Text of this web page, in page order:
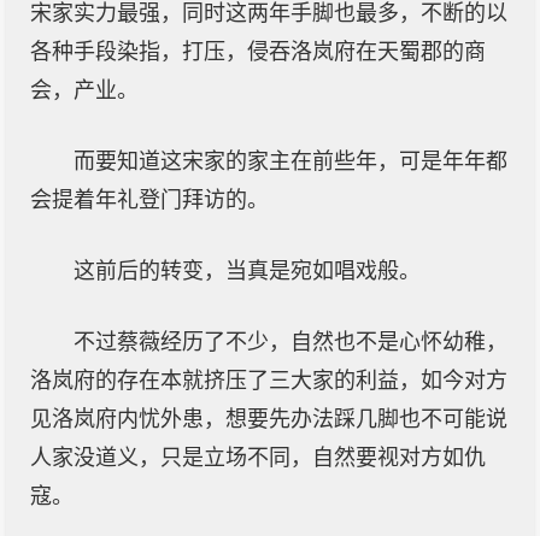
宋家实力最强，同时这两年手脚也最多，不断的以
各种手段染指，打压，侵吞洛岚府在天蜀郡的商
会，产业。
而要知道这宋家的家主在前些年，可是年年都
会提着年礼登门拜访的。
这前后的转变，当真是宛如唱戏般。
不过蔡薇经历了不少，自然也不是心怀幼稚，
洛岚府的存在本就挤压了三大家的利益，如今对方
见洛岚府内忧外患，想要先办法踩几脚也不可能说
人家没道义，只是立场不同，自然要视对方如仇
寇。